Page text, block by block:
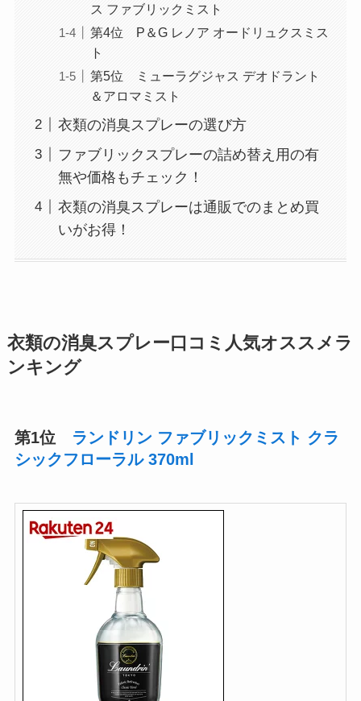
ス ファブリックミスト
第4位 P＆G レノア オードリュクスミス
ト
第5位 ミューラグジャス デオドラント
＆アロマミスト
衣類の消臭スプレーの選び方
ファブリックスプレーの詰め替え用の有
無や価格もチェック！
衣類の消臭スプレーは通販でのまとめ買
いがお得！
衣類の消臭スプレー口コミ人気オススメラ
ンキング
第1位 ランドリン ファブリックミスト クラ
シックフローラル 370ml